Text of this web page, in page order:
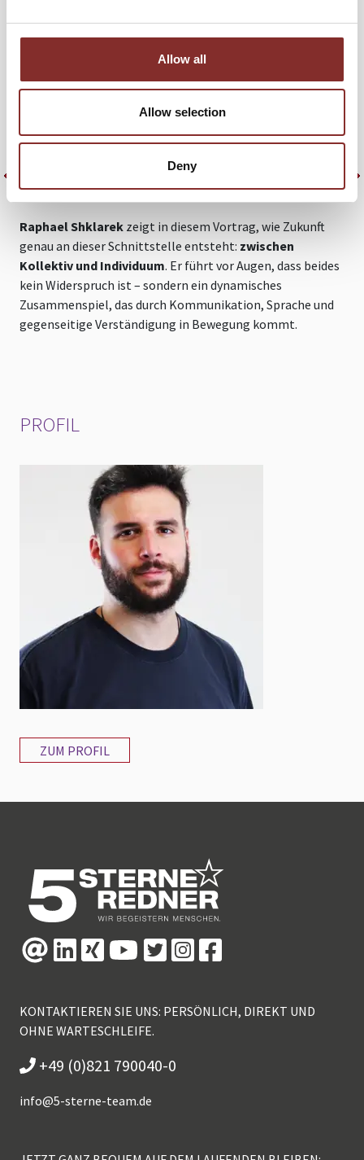
Allow all
Allow selection
Deny
ZWISCHEN KOLLEKTIV UND
INDIVIDUUM. WEGE IN DIE ZUKUNFT
Nie zuvor war die Spannung zwischen dem
dem
Freiheit und Selbstverwirklichung gefeiert werden, fehlen
uns zunehmend die gemeinsame Vorstellung, die
Gesellschaftliche Spaltung, Überforderung, Entfremdung
– wohin also mit dem Einzelnen im großen Ganzen?
Raphael Shklarek zeigt in diesem Vortrag, wie Zukunft
genau an dieser Schnittstelle entsteht: zwischen
Kollektiv und Individuum. Er führt vor Augen, dass beides
kein Widerspruch ist – sondern ein dynamisches
Zusammenspiel, das durch Kommunikation, Sprache und
gegenseitige Verständigung in Bewegung kommt.
PROFIL
ZUM PROFIL
KONTAKTIEREN SIE UNS: PERSÖNLICH, DIREKT UND
OHNE WARTESCHLEIFE.
+49 (0)821 790040-0
info@5-sterne-team.de